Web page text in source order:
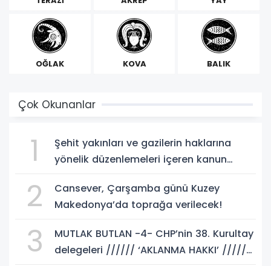
OĞLAK KOVA BALIK
Çok Okunanlar
1
Şehit yakınları ve gazilerin haklarına
yönelik düzenlemeleri içeren kanun
2
Cansever, Çarşamba günü Kuzey
Makedonya’da toprağa verilecek!
3
MUTLAK BUTLAN -4- CHP’nin 38. Kurultay
delegeleri ////// ‘AKLANMA HAKKI’ //////